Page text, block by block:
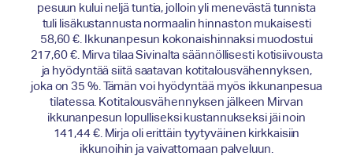
pesuun kului neljä tuntia, jolloin yli menevästä tunnista
tuli lisäkustannusta normaalin hinnaston mukaisesti
58,60 €. Ikkunanpesun kokonaishinnaksi muodostui
217,60 €. Mirva tilaa Sivinalta säännöllisesti kotisiivousta
ja hyödyntää siitä saatavan kotitalousvähennyksen,
joka on 35 %. Tämän voi hyödyntää myös ikkunanpesua
tilatessa. Kotitalousvähennyksen jälkeen Mirvan
ikkunanpesun lopulliseksi kustannukseksi jäi noin
141,44 €. Mirja oli erittäin tyytyväinen kirkkaisiin
ikkunoihin ja vaivattomaan palveluun.